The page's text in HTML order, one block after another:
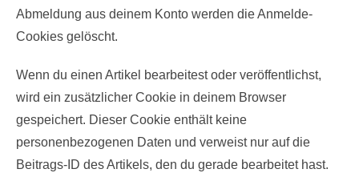
Abmeldung aus deinem Konto werden die Anmelde-
Cookies gelöscht.
Wenn du einen Artikel bearbeitest oder veröffentlichst,
wird ein zusätzlicher Cookie in deinem Browser
gespeichert. Dieser Cookie enthält keine
personenbezogenen Daten und verweist nur auf die
Beitrags-ID des Artikels, den du gerade bearbeitet hast.